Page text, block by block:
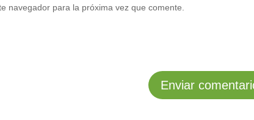
navegador para la próxima vez que comente.